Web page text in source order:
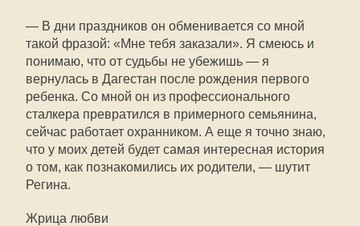
— В дни праздников он обменивается со мной
такой фразой: «Мне тебя заказали». Я смеюсь и
понимаю, что от судьбы не убежишь — я
вернулась в Дагестан после рождения первого
ребенка. Со мной он из профессионального
сталкера превратился в примерного семьянина,
сейчас работает охранником. А еще я точно знаю,
что у моих детей будет самая интересная история
о том, как познакомились их родители, — шутит
Регина.
Жрица любви